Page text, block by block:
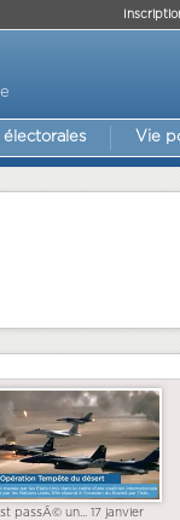
électorales Vie
passÃ© un... 17 janvier